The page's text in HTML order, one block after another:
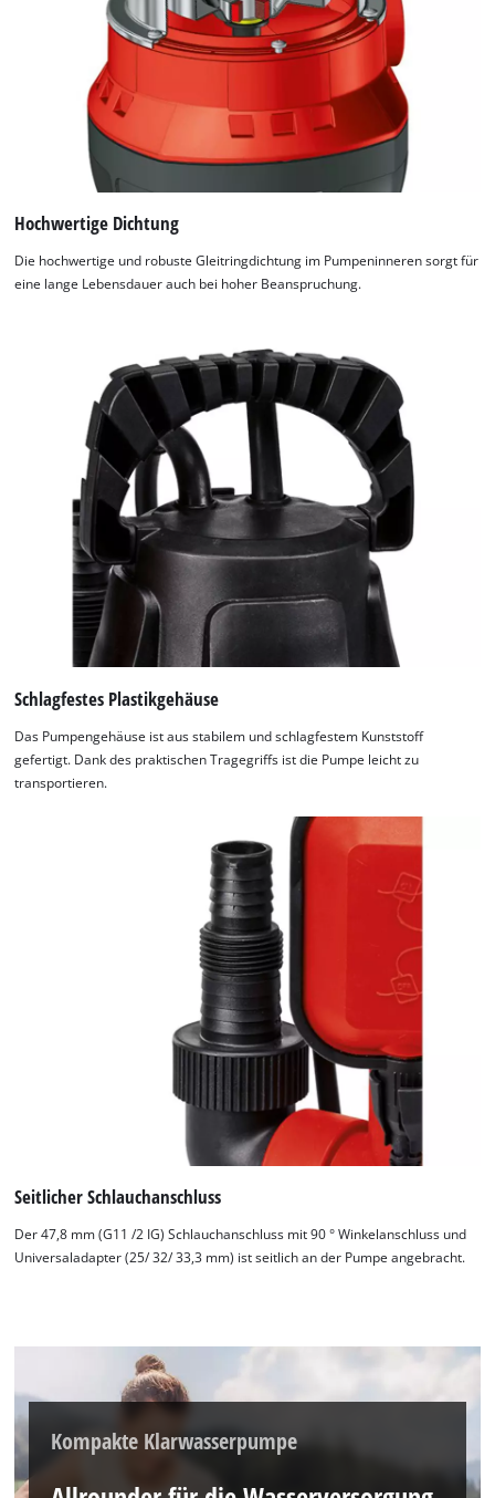
Hochwertige Dichtung
Die hochwertige und robuste Gleitringdichtung im Pumpeninneren sorgt für
eine lange Lebensdauer auch bei hoher Beanspruchung.
Schlagfestes Plastikgehäuse
Das Pumpengehäuse ist aus stabilem und schlagfestem Kunststoff
gefertigt. Dank des praktischen Tragegriffs ist die Pumpe leicht zu
transportieren.
Seitlicher Schlauchanschluss
Der 47,8 mm (G11 /2 IG) Schlauchanschluss mit 90 ° Winkelanschluss und
Universaladapter (25/ 32/ 33,3 mm) ist seitlich an der Pumpe angebracht.
Kompakte Klarwasserpumpe